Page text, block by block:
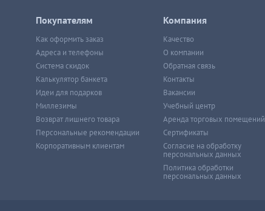
Покупателям
Как оформить заказ
Адреса и телефоны
Система скидок
Калькулятор банкета
Идеи для подарков
Миллезимы
Возврат лишнего товара
Персональные рекомендации
Корпоративным клиентам
Компания
Качество
О компании
Обратная связь
Контакты
Вакансии
Учебный центр
Аренда торговых помещений
Сертификаты
Согласие на обработку
персональных данных
Политика обработки
персональных данных